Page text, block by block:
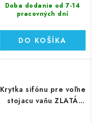
Doba dodanie od 7-14
pracovných dní
DO KOŠÍKA
Krytka sifónu pre voľne
stojacu vaňu ZLATÁ